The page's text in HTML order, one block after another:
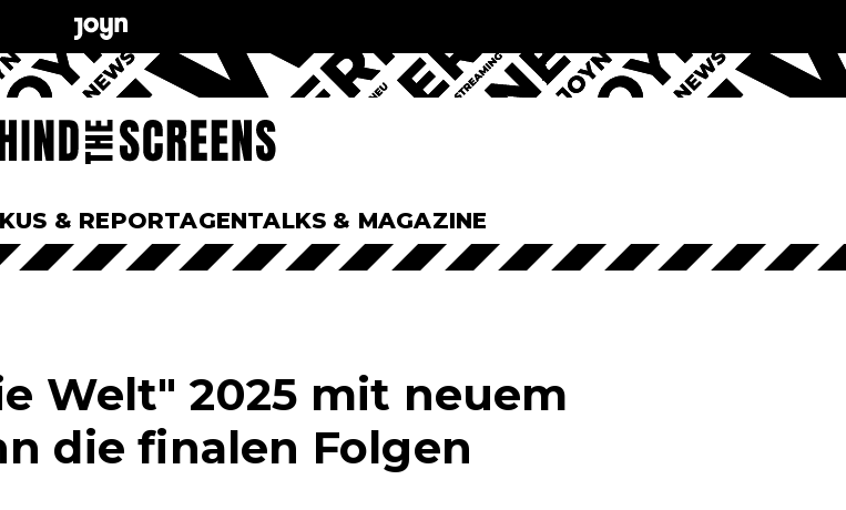
& REPORTAGENTALKS & MAGAZINE
Welt" 2025 mit neuem
die finalen Folgen